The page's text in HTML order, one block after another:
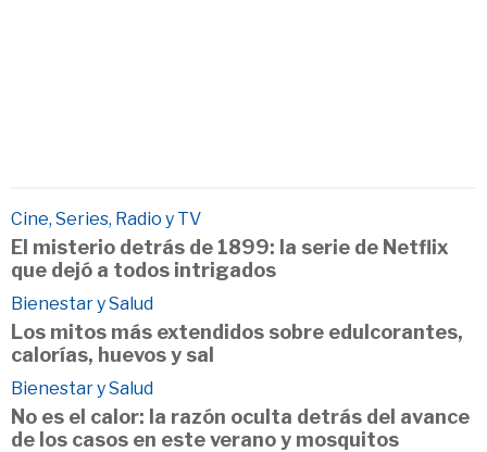
Cine, Series, Radio y TV
El misterio detrás de 1899: la serie de Netflix
que dejó a todos intrigados
Bienestar y Salud
Los mitos más extendidos sobre edulcorantes,
calorías, huevos y sal
Bienestar y Salud
No es el calor: la razón oculta detrás del avance
de los casos en este verano y mosquitos